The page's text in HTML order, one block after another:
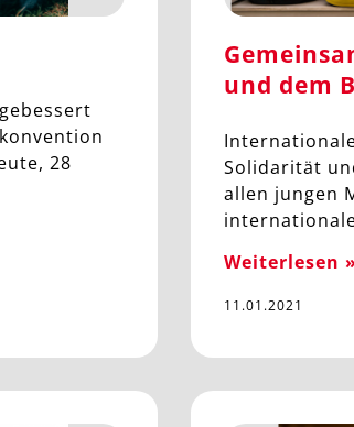
28
und dem
Solidarität
allen jungen
Weiterlesen »
11.01.2021